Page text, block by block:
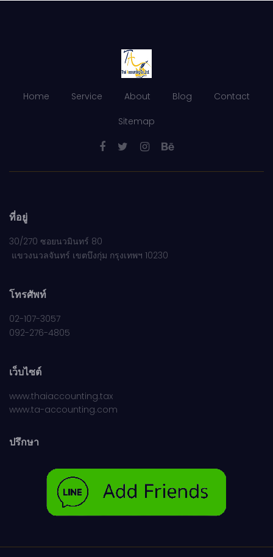
Home Service About Blog Contact
Sitemap
ที่อยู่
30/270 ซอยนวมินทร์ 80
แขวงนวลจันทร์ เขตบึงกุ่ม กรุงเทพฯ 10230
โทรศัพท์
02-107-3057
092-276-4805
เว็บไซต์
www.thaiaccounting.tax
www.ta-accounting.com
ปรึกษา